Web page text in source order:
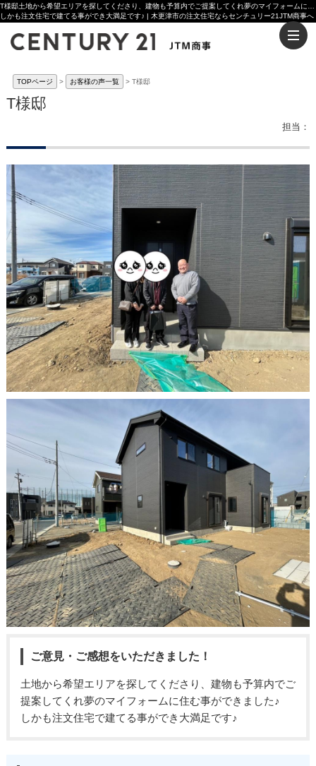
しかも注文住宅で建てる事ができ大満足です♪ | 木更津市の注文住宅ならセンチュリー21JTM商事へ
TOPページ お客様の声一覧 T様邸
T様邸
担当：
ご意見・ご感想をいただきました！
土地から希望エリアを探してくださり、建物も予算内でご
提案してくれ夢のマイフォームに住む事ができました♪
しかも注文住宅で建てる事ができ大満足です♪